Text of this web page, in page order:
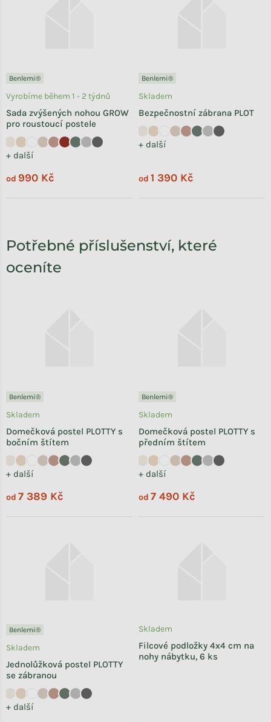
Benlemi®
Sada zvýšených nohou GROW
pro roustoucí postele
+ další
Vyrobíme během 1 - 2 týdnů
od 990 Kč
Benlemi®
Bezpečnostní zábrana PLOT
+ další
Skladem
od 1 390 Kč
Potřebné příslušenství, které
oceníte
Benlemi®
Domečková postel PLOTTY s
bočním štítem
+ další
Skladem
od 7 389 Kč
Benlemi®
Domečková postel PLOTTY s
předním štítem
+ další
Skladem
od 7 490 Kč
Benlemi®
Jednolůžková postel PLOTTY
se zábranou
+ další
Skladem
Filcové podložky 4x4 cm na
nohy nábytku, 6 ks
Skladem